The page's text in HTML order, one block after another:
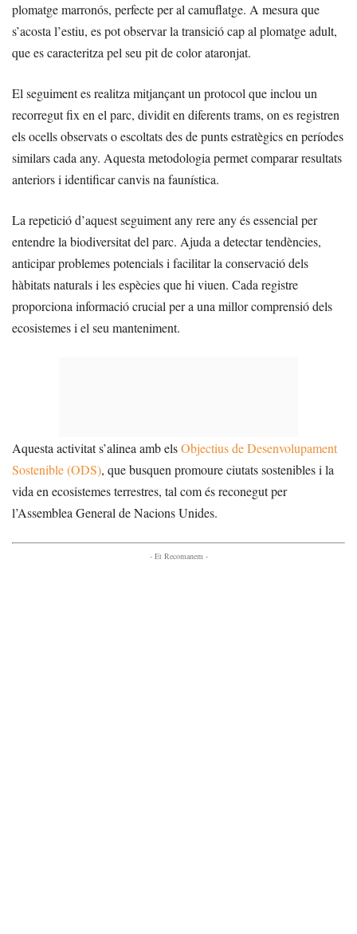
plomatge marronós, perfecte per al camuflatge. A mesura que
s’acosta l’estiu, es pot observar la transició cap al plomatge adult,
que es caracteritza pel seu pit de color ataronjat.
El seguiment es realitza mitjançant un protocol que inclou un
recorregut fix en el parc, dividit en diferents trams, on es registren
els ocells observats o escoltats des de punts estratègics en períodes
similars cada any. Aquesta metodologia permet comparar resultats
anteriors i identificar canvis na faunística.
La repetició d’aquest seguiment any rere any és essencial per
entendre la biodiversitat del parc. Ajuda a detectar tendències,
anticipar problemes potencials i facilitar la conservació dels
hàbitats naturals i les espècies que hi viuen. Cada registre
proporciona informació crucial per a una millor comprensió dels
ecosistemes i el seu manteniment.
Aquesta activitat s’alinea amb elsObjectius de Desenvolupament
Sostenible (ODS), que busquen promoure ciutats sostenibles i la
vida en ecosistemes terrestres, tal com és reconegut per
l’Assemblea General de Nacions Unides.
- Et Recomanem -